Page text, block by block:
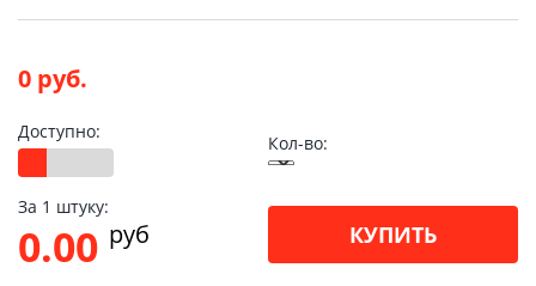
0 руб.
Доступно:
Кол-во:
За 1 штуку:
0.00 pуб КУПИТЬ